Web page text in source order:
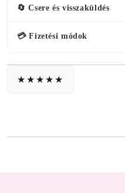
🔄 Csere és visszaküldés
💳 Fizetési módok